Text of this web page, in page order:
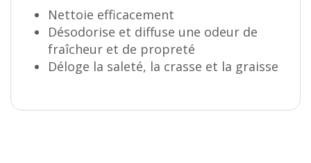
Nettoie efficacement
Désodorise et diffuse une odeur de
fraîcheur et de propreté
Déloge la saleté, la crasse et la graisse